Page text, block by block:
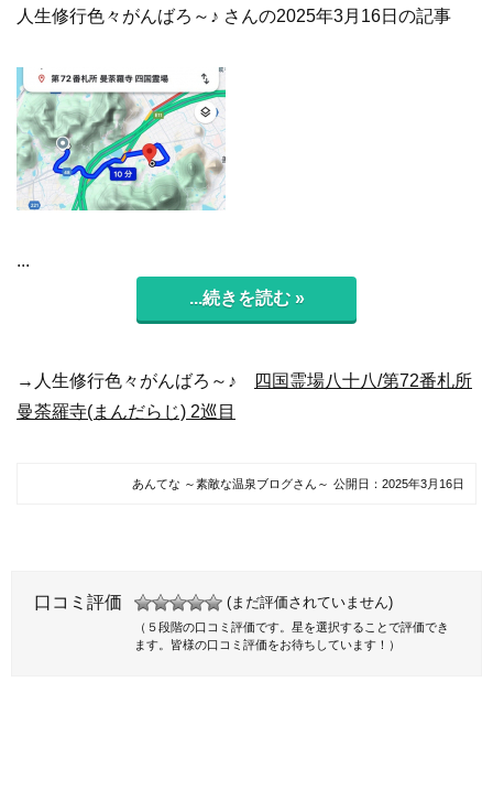
人生修行色々がんばろ～♪ さんの2025年3月16日の記事
...
...続きを読む »
→人生修行色々がんばろ～♪
四国霊場八十八/第72番札所
曼荼羅寺(まんだらじ) 2巡目
あんてな ～素敵な温泉ブログさん～ 公開日： 2025年3月16日
口コミ評価 (まだ評価されていません)
（５段階の口コミ評価です。星を選択することで評価でき
ます。皆様の口コミ評価をお待ちしています！）